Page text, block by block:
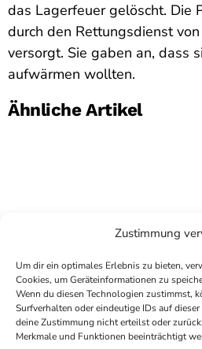
Zustimmung
Um dir ein optimales Erlebnis zu bieten,
Cookies, um Geräteinformationen zu
Wenn du diesen Technologien zustimmst,
Surfverhalten oder eindeutige IDs auf
deine Zustimmung nicht erteilst oder
Merkmale und Funktionen beeinträchtigt
das Lagerfeuer gelöscht. Die
durch den Rettungsdienst
versorgt. Sie gaben an, dass
aufwärmen wollten.
Ähnliche Artikel
COPYRIGHTANTENNE BAD